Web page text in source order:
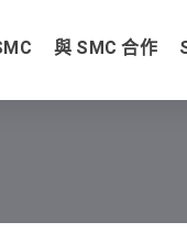
與 SMC 合作